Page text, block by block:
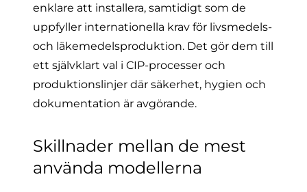
enklare att installera, samtidigt som de
uppfyller internationella krav för livsmedels-
och läkemedelsproduktion. Det gör dem till
ett självklart val i CIP-processer och
produktionslinjer där säkerhet, hygien och
dokumentation är avgörande.
Skillnader mellan de mest
använda modellerna